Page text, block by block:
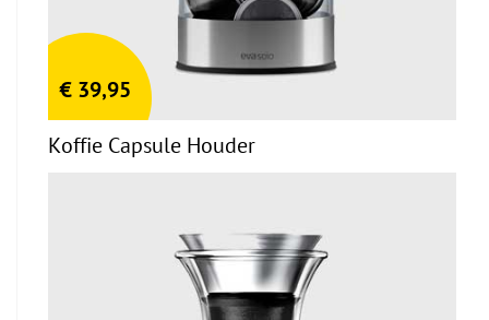
€ 39,95
Koffie Capsule Houder